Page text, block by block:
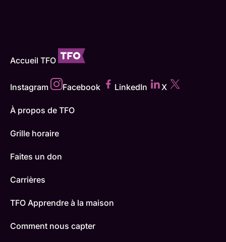
Accueil TFO
Instagram Facebook LinkedIn X
À propos de TFO
Grille horaire
Faites un don
Carrières
TFO Apprendre à la maison
Comment nous capter